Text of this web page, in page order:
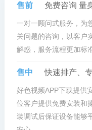
售前 免费咨询 量
一对一顾问式服务，
关问题的咨询，以客户
解惑，服务流程更加标准化
售中 快速排产、
好色视频APP下载提供
位客户提供免费安装和
装调试后保证设备能够平稳